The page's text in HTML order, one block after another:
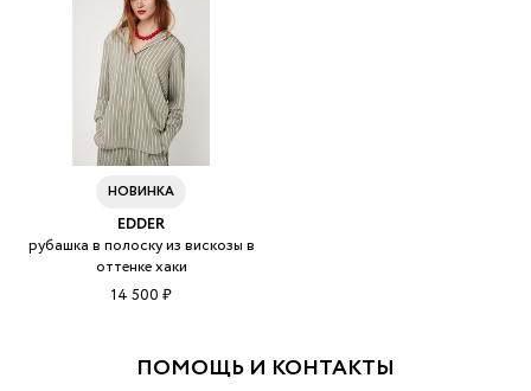
НОВИНКА
EDDER
рубашка в полоску из вискозы в
оттенке хаки
14 500 ₽
ПОМОЩЬ И КОНТАКТЫ